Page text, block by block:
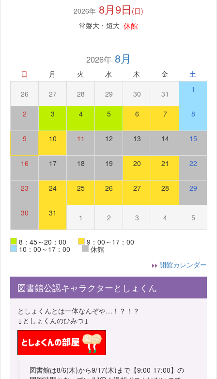
2026年 8月9日 (日)
常磐大・短大 休館
2026年8月
日 月 火 水 木 金 土
26 27 28 29 30 31 1
2 3 4 5 6 7 8
9 10 11 12 13 14 15
16 17 18 19 20 21 22
23 24 25 26 27 28 29
30 31 1 2 3 4 5
8：45～20：00 9：00～17：00
10：00～17：00
休館
開館カレンダー
図書館公認キャラクターとしょくん
としょくんとは一体なんぞや…！？！？
↓としょくんのひみつ↓
図書館は8/6(木)から9/17(木)まで【9:00-17:00】の